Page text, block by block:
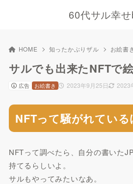
60代サル幸
HOME 知ったかぶりザル お絵書
サルでも出来たNFTで
広告 2023年9月25日 2023
お絵書き
NFTって騒がれている
NFTって調べたら、自分の書いた
持てるらしいよ。
サルもやってみたいなあ。